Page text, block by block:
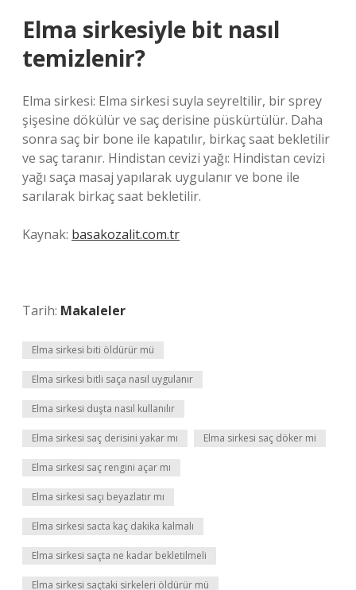
Elma sirkesiyle bit nasıl
temizlenir?
Elma sirkesi: Elma sirkesi suyla seyreltilir, bir sprey
şişesine dökülür ve saç derisine püskürtülür. Daha
sonra saç bir bone ile kapatılır, birkaç saat bekletilir
ve saç taranır. Hindistan cevizi yağı: Hindistan cevizi
yağı saça masaj yapılarak uygulanır ve bone ile
sarılarak birkaç saat bekletilir.
Kaynak: basakozalit.com.tr
Tarih: Makaleler
Elma sirkesi biti öldürür mü
Elma sirkesi bitli saça nasıl uygulanır
Elma sirkesi duşta nasıl kullanılır
Elma sirkesi saç derisini yakar mı Elma sirkesi saç döker mi
Elma sirkesi saç rengini açar mı
Elma sirkesi saçı beyazlatır mı
Elma sirkesi sacta kaç dakika kalmalı
Elma sirkesi saçta ne kadar bekletilmeli
Elma sirkesi saçtaki sirkeleri öldürür mü